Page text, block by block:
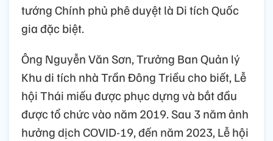
tướng Chính phủ phê duyệt là Di tích Quốc
gia đặc biệt.
Ông Nguyễn Văn Sơn, Trưởng Ban Quản lý
Khu di tích nhà Trần Đông Triều cho biết, Lễ
hội Thái miếu được phục dựng và bắt đầu
được tổ chức vào năm 2019. Sau 3 năm ảnh
hưởng dịch COVID-19, đến năm 2023, Lễ hội